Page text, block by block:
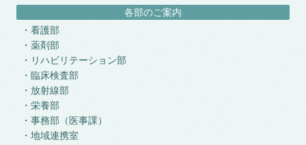
各部のご案内
看護部
薬剤部
リハビリテーション部
臨床検査部
放射線部
栄養部
事務部（医事課）
地域連携室